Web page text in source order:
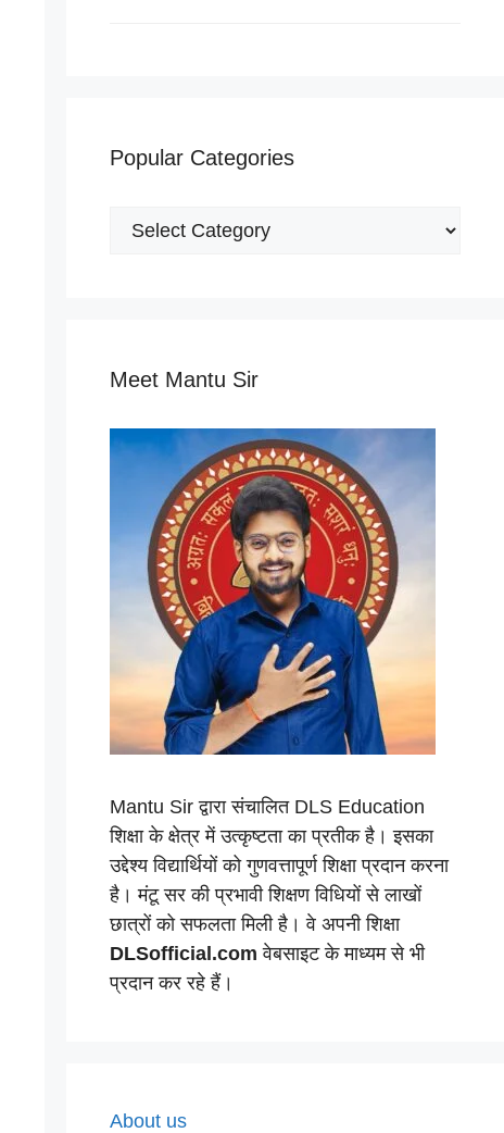
Popular Categories
Popular
Meet Mantu Sir
Mantu Sir द्वारा संचालित DLS Education
शिक्षा के क्षेत्र में उत्कृष्टता का प्रतीक है। इसका
उद्देश्य विद्यार्थियों को गुणवत्तापूर्ण शिक्षा प्रदान करना
है। मंटू सर की प्रभावी शिक्षण विधियों से लाखों
छात्रों को सफलता मिली है। वे अपनी शिक्षा
DLSofficial.com वेबसाइट के माध्यम से भी
प्रदान कर रहे हैं।
About us